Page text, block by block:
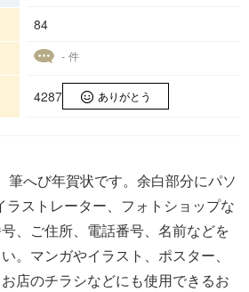
84
- 件
4287 ありがとう
筆へび年賀状です。余白部分にパソ
ラストレーター、フォトショップな
、ご住所、電話番号、名前などを
。マンガやイラスト、ポスター、
店のチラシなどにも使用できるお